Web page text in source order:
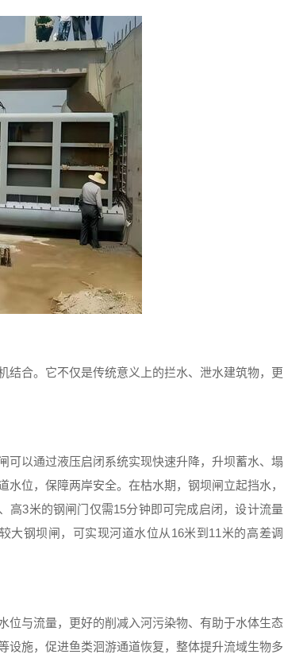
结合。它不仅是传统意义上的拦水、泄水建筑物，更
可以通过液压启闭系统实现快速升降，升坝蓄水、塌
位，保障两岸安全。在枯水期，钢坝闸立起挡水，
高3米的钢闸门仅需15分钟即可完成启闭，设计流量
大钢坝闸，可实现河道水位从16米到11米的高差调
位与流量，更好的削减入河污染物、有助于水体生态
设施，促进鱼类洄游通道恢复，整体提升流域生物多